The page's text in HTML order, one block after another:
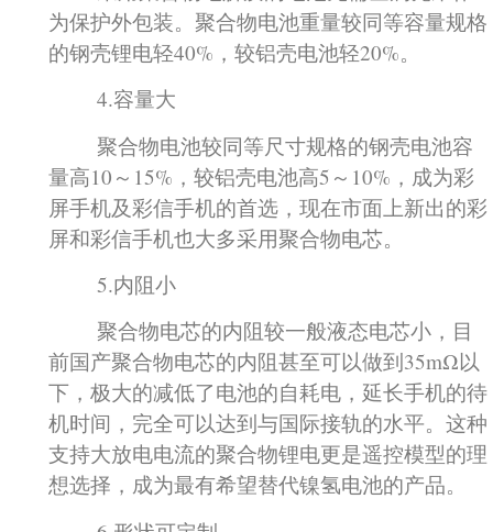
为保护外包装。聚合物电池重量较同等容量规格
的钢壳锂电轻40%，较铝壳电池轻20%。
4.容量大
聚合物电池较同等尺寸规格的钢壳电池容
量高10～15%，较铝壳电池高5～10%，成为彩
屏手机及彩信手机的首选，现在市面上新出的彩
屏和彩信手机也大多采用聚合物电芯。
5.内阻小
聚合物电芯的内阻较一般液态电芯小，目
前国产聚合物电芯的内阻甚至可以做到35mΩ以
下，极大的减低了电池的自耗电，延长手机的待
机时间，完全可以达到与国际接轨的水平。这种
支持大放电电流的聚合物锂电更是遥控模型的理
想选择，成为最有希望替代镍氢电池的产品。